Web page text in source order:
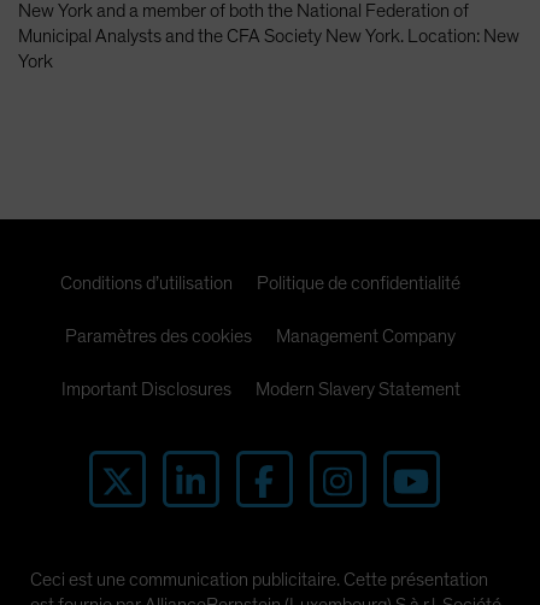
Singapore
South Korea - 대한민국
United States (US Citizens)
New York and a member of both the National Federation of
Municipal Analysts and the CFA Society New York. Location: New
York
Conditions d’utilisation Politique de confidentialité
Paramètres des cookies Management Company
Important Disclosures Modern Slavery Statement
Ceci est une communication publicitaire. Cette présentation